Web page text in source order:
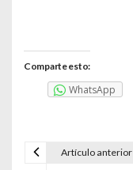
Comparte esto:
WhatsApp
Artículo anterior